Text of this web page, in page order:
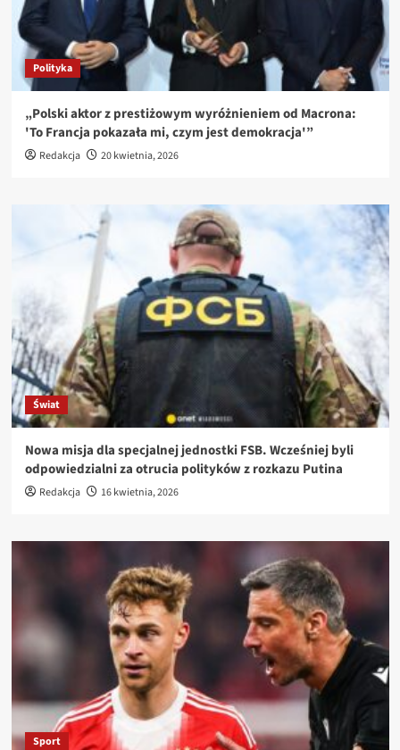
Polityka
„Polski aktor z prestiżowym wyróżnieniem od Macrona:
'To Francja pokazała mi, czym jest demokracja'”
Redakcja 20 kwietnia, 2026
Świat
Nowa misja dla specjalnej jednostki FSB. Wcześniej byli
odpowiedzialni za otrucia polityków z rozkazu Putina
Redakcja 16 kwietnia, 2026
Sport